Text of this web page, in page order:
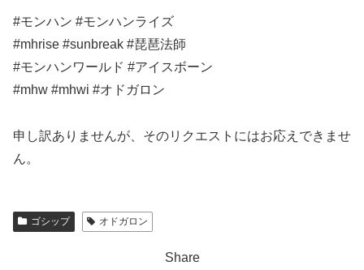
#モンハン #モンハンライズ
#mhrise #sunbreak #琵琶法師
#モンハンワールド #アイスボーン
#mhw #mhwi #オドガロン
申し訳ありませんが、そのリクエストにはお応えできませ
ん。
ゴシップ オドガロン
Share